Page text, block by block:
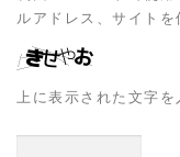
ルアドレス、サイトを
上に表示された文字を